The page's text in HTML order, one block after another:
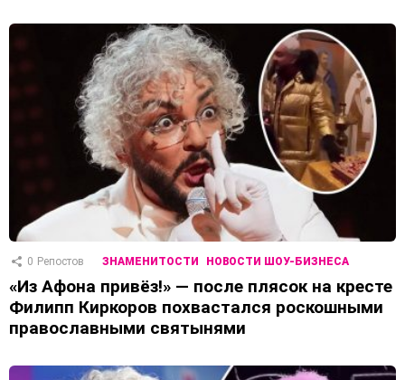
0 Репостов ЗНАМЕНИТОСТИ НОВОСТИ ШОУ-БИЗНЕСА
«Из Афона привёз!» — после плясок на кресте
Филипп Киркоров похвастался роскошными
православными святынями